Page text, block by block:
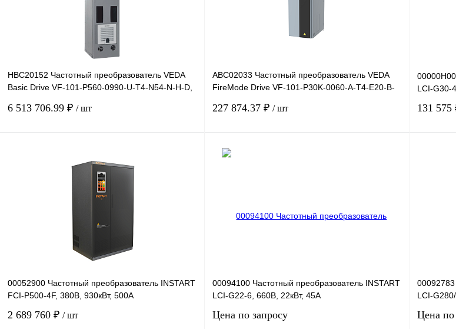
HBC20152 Частотный преобразователь VEDA
Basic Drive VF-101-P560-0990-U-T4-N54-N-H-D,
6 513 706.99 ₽ / шт
ABC02033 Частотный преобразователь VEDA
FireMode Drive VF-101-P30K-0060-A-T4-E20-B-
227 874.37 ₽ / шт
LCI-G30-
131 575
00052900 Частотный преобразователь INSTART
FCI-P500-4F, 380В, 930кВт, 500А
2 689 760 ₽ / шт
00094100 Частотный преобразователь INSTART
LCI-G22-6, 660В, 22кВт, 45А
Цена по запросу
00092783
LCI-
Цена по